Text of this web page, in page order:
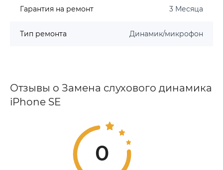
Гарантия на ремонт 3 Месяца
Тип ремонта Динамик/микрофон
Отзывы о Замена слухового динамика
iPhone SE
0